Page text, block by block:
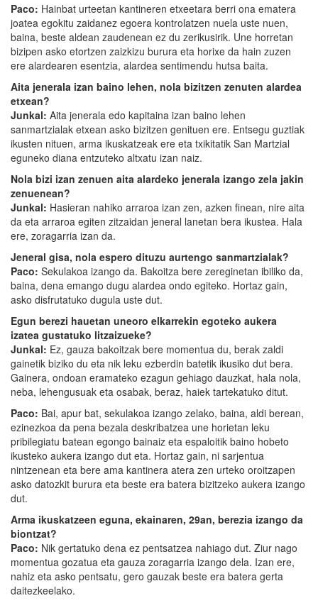
Paco: Hainbat urteetan kantineren etxeetara berri ona ematera
joatea egokitu zaidanez egoera kontrolatzen nuela uste nuen,
baina, beste aldean zaudenean ez du zerikusirik. Une horretan
bizipen asko etortzen zaizkizu burura eta horixe da hain zuzen
ere alardearen esentzia, alardea sentimendu hutsa baita.
Aita jenerala izan baino lehen, nola bizitzen zenuten alardea
etxean?
Junkal: Aita jenerala edo kapitaina izan baino lehen
sanmartzialak etxean asko bizitzen genituen ere. Entsegu guztiak
ikusten nituen, arma ikuskatzeak ere eta txikitatik San Martzial
eguneko diana entzuteko altxatu izan naiz.
Nola bizi izan zenuen aita alardeko jenerala izango zela jakin
zenuenean?
Junkal: Hasieran nahiko arraroa izan zen, azken finean, nire aita
da eta arraroa egiten zitzaidan jeneral lanetan bera ikustea. Hala
ere, zoragarria izan da.
Jeneral gisa, nola espero dituzu aurtengo sanmartzialak?
Paco: Sekulakoa izango da. Bakoitza bere zereginetan ibiliko da,
baina, dena emango dugu alardea ondo egiteko. Hortaz gain,
asko disfrutatuko dugula uste dut.
Egun berezi hauetan uneoro elkarrekin egoteko aukera
izatea gustatuko litzaizueke?
Junkal: Ez, gauza bakoitzak bere momentua du, berak zaldi
gainetik biziko du eta nik leku ezberdin batetik ikusiko dut bera.
Gainera, ondoan eramateko ezagun gehiago dauzkat, hala nola,
neba, lehengusuak eta osabak, beraz, haiek tartekatuko ditut.
Paco: Bai, apur bat, sekulakoa izango zelako, baina, aldi berean,
ezinezkoa da pena bezala deskribatzea une horietan leku
pribilegiatu batean egongo bainaiz eta espaloitik baino hobeto
ikusteko aukera izango dut eta. Hortaz gain, ni sarjentua
nintzenean eta bere ama kantinera atera zen urteko oroitzapen
asko datozkit burura eta beste era batera bizitzeko aukera izango
dut.
Arma ikuskatzeen eguna, ekainaren, 29an, berezia izango da
biontzat?
Paco: Nik gertatuko dena ez pentsatzea nahiago dut. Ziur nago
momentua gozatua eta gauza zoragarria izango dela. Izan ere,
nahiz eta asko pentsatu, gero gauzak beste era batera gerta
daitezkeelako.